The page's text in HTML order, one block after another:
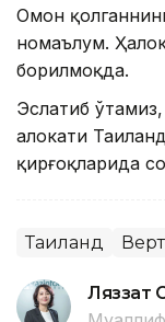
Омон
номаълум.
борилмоқда.
Эслатиб ўтамиз,
ҳалокати
қирғоқларида
Таиланд
Ляззат